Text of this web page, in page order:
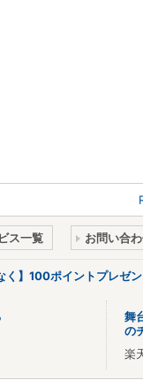
ス一覧 お問い合
く】100ポイントプレゼ
舞
の
楽